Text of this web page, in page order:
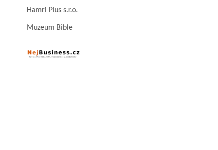
Hamri Plus s.r.o.
Muzeum Bible